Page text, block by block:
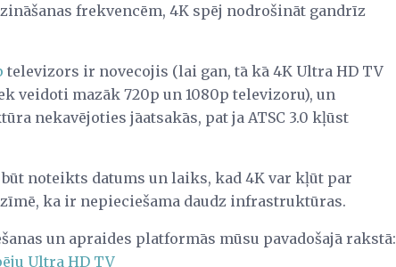
frekvencēm, 4K spēj nodrošināt gandrīz
televizors ir novecojis (lai gan, tā kā 4K Ultra HD TV
veidoti mazāk 720p un 1080p televizoru), un
nekavējoties jāatsakās, pat ja ATSC 3.0 kļūst
noteikts datums un laiks, kad 4K var kļūt par
ka ir nepieciešama daudz infrastruktūras.
un apraides platformās mūsu pavadošajā rakstā:
Ultra HD TV